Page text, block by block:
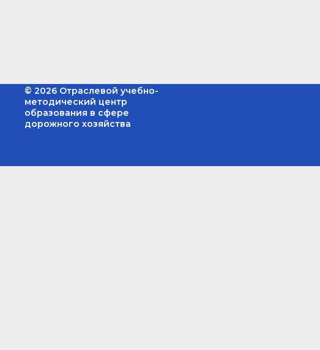
© 2026 Отраслевой учебно-
методический центр
образования в сфере
дорожного хозяйства